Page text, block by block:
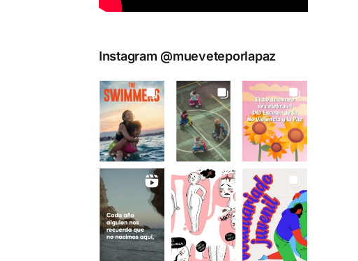
Instagram @mueveteporlapaz